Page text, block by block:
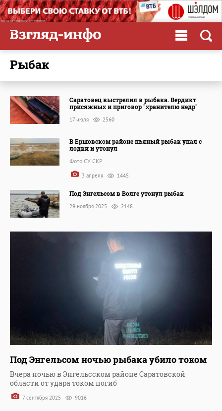
рыбак
Саратовец выстрелил в рыбака. Вердикт
присяжных и приговор "хранителю недр"
17 июля 2560
В Ершовском районе пьяный рыбак упал с
лодки и утонул
Фото СУ СКР
3 апреля 1445
Под Энгельсом в Волге утонул рыбак
29 ноября 2025 2148
Под Энгельсом ночью рыбака убило током
Вчера ночью в Энгельсском районе Саратовской
области от удара током погиб
7 сентября 2025 9016